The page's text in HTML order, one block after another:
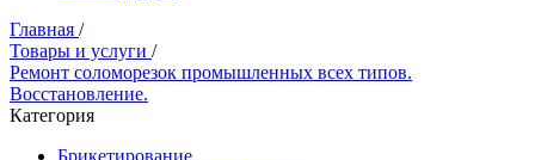
Главная /
Товары и услуги /
Ремонт соломорезок промышленных всех типов.
Восстановление.
Категория
Брикетирование